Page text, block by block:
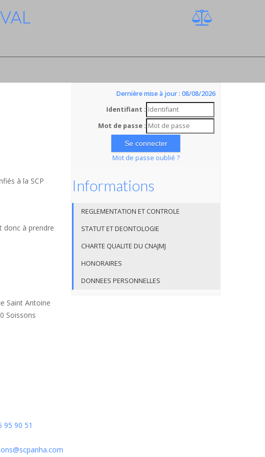
à la SCP
donc à prendre
Saint Antoine
Soissons
95 90 51
Dernière mise à jour : 08/08/2026
Identifiant :
Mot de passe :
Mot de passe oublié ?
Informations
REGLEMENTATION ET CONTROLE
STATUT ET DEONTOLOGIE
CHARTE QUALITE DU CNAJMJ
HONORAIRES
DONNEES PERSONNELLES